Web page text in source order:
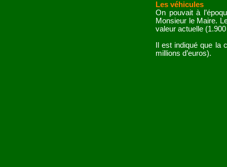
Les véhicules
On pouvait à
Monsieur le Maire.
valeur actuelle
Il est indiqué que la
millions d’euros).